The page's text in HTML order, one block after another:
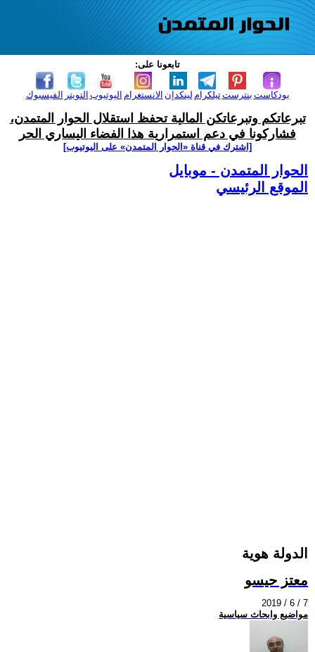
تابعونا على:
الفيسبوك التويتر اليوتيوب الانستغرام لينكدإن تيلكرامبنترست بودكاست
تبرعاتكم وتبرعاتكن المالية تحفظ استقلال الحوار المتمدن،
فشاركونا في دعم استمرارية هذا الفضاء اليساري الحر
[اشترك في قناة ‫«الحوار المتمدن» على اليوتيوب]
الحوار المتمدن - موبايل
الموقع الرئيسي
الدولة هوية
معتز حيسو
2019 / 6 / 7
مواضيع وابحاث سياسية